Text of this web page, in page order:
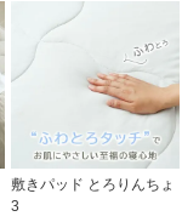
敷きパッド とろりんちょ
3